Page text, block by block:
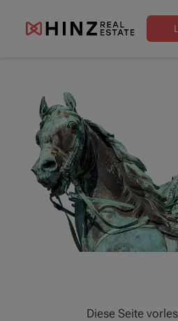
Diese Seite